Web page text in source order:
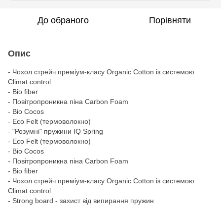
До обраного Порівняти
Опис
- Чохол стрейч преміум-класу Organic Cotton із системою
Climat control
- Bio fiber
- Повітропроникна піна Carbon Foam
- Bio Cocos
- Eco Felt (термоволокно)
- "Розумні" пружини IQ Spring
- Eco Felt (термоволокно)
- Bio Cocos
- Повітропроникна піна Carbon Foam
- Bio fiber
- Чохол стрейч преміум-класу Organic Cotton із системою
Climat control
- Strong board - захист від випирання пружин